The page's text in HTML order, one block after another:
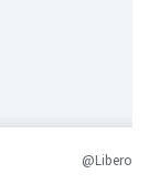
@Libero